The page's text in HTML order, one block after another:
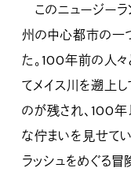
このニュージーラ
州の中心都市の一
た。100年前の人々
てメイス川を遡上
のが残され、100
な佇まいを見せて
ラッシュをめぐる冒